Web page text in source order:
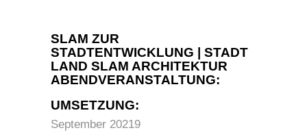
SLAM ZUR
STADTENTWICKLUNG | STADT
LAND SLAM ARCHITEKTUR
ABENDVERANSTALTUNG:
UMSETZUNG:
September 20219